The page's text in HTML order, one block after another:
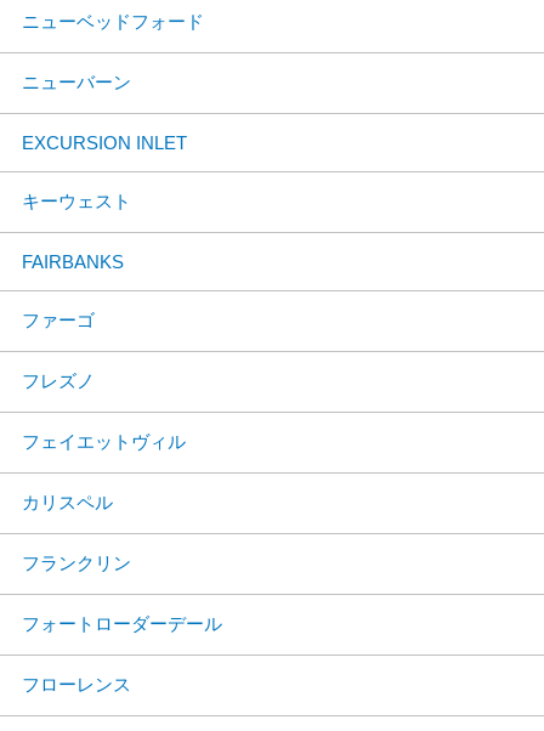
ニューベッドフォード
ニューバーン
EXCURSION INLET
キーウェスト
FAIRBANKS
ファーゴ
フレズノ
フェイエットヴィル
カリスペル
フランクリン
フォートローダーデール
フローレンス